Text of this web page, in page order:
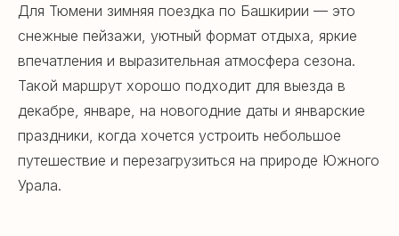
Для Тюмени зимняя поездка по Башкирии — это
снежные пейзажи, уютный формат отдыха, яркие
впечатления и выразительная атмосфера сезона.
Такой маршрут хорошо подходит для выезда в
декабре, январе, на новогодние даты и январские
праздники, когда хочется устроить небольшое
путешествие и перезагрузиться на природе Южного
Урала.